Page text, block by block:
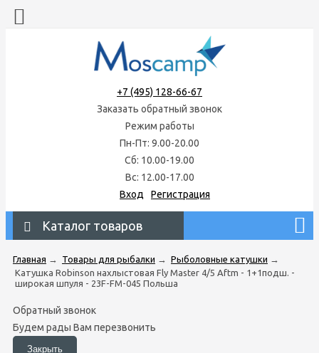
+7 (495) 128-66-67
Заказать обратный звонок
Режим работы
Пн-Пт: 9.00-20.00
Сб: 10.00-19.00
Вс: 12.00-17.00
Вход
Регистрация
Каталог товаров
Главная → Товары для рыбалки → Рыболовные катушки →
Катушка Robinson нахлыстовая Fly Master 4/5 Aftm - 1+1подш. -
широкая шпуля - 23F-FM-045 Польша
Обратный звонок
Будем рады Вам перезвонить